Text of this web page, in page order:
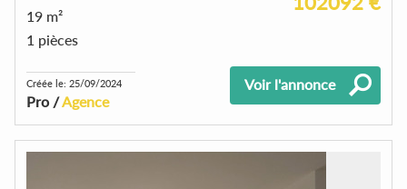
19 m²
1 pièces
Créée le: 25/09/2024
Pro /Agence
Voir l'annonce